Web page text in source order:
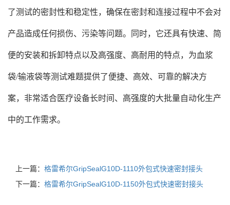
了测试的密封性和稳定性，确保在密封和连接过程中不会对
产品造成任何损伤、污染等问题。同时，它还具有快速、简
便的安装和拆卸特点以及高强度、高耐用的特点，为血浆
袋/输液袋等测试难题提供了便捷、高效、可靠的解决方
案，非常适合医疗设备长时间、高强度的大批量自动化生产
中的工作需求。
上一篇： 格雷希尔GripSealG10D-1110外包式快速密封接头
下一篇： 格雷希尔GripSealG10D-1150外包式快速密封接头